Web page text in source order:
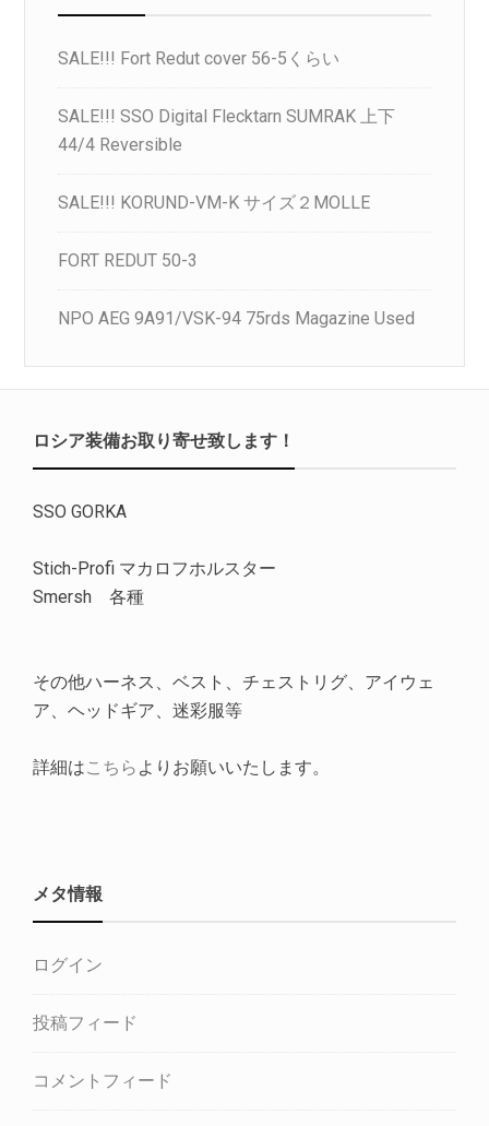
SALE!!! Fort Redut cover 56-5くらい
SALE!!! SSO Digital Flecktarn SUMRAK 上下
44/4 Reversible
SALE!!! KORUND-VM-K サイズ２MOLLE
FORT REDUT 50-3
NPO AEG 9A91/VSK-94 75rds Magazine Used
ロシア装備お取り寄せ致します！
SSO GORKA
Stich-Profi マカロフホルスター
Smersh 各種
その他ハーネス、ベスト、チェストリグ、アイウェ
ア、ヘッドギア、迷彩服等
詳細はこちら よりお願いいたします。
メタ情報
ログイン
投稿フィード
コメントフィード